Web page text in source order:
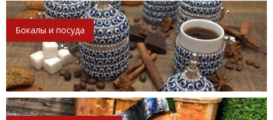
Бокалы и посуда